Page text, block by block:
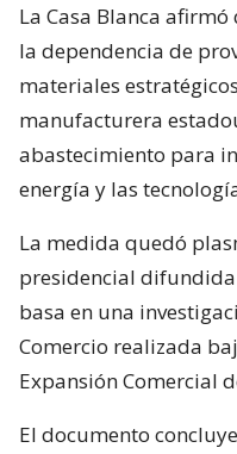
La Casa Blanca
la dependencia de
materiales
manufacturera
abastecimiento para
energía y las
La medida quedó
presidencial difundida
basa en una
Comercio realizada
Expansión Comercial
El documento